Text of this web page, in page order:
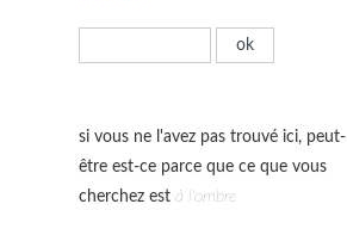
si vous ne l'avez pas trouvé ici, peut-
être est-ce parce que ce que vous
cherchez està l'ombre